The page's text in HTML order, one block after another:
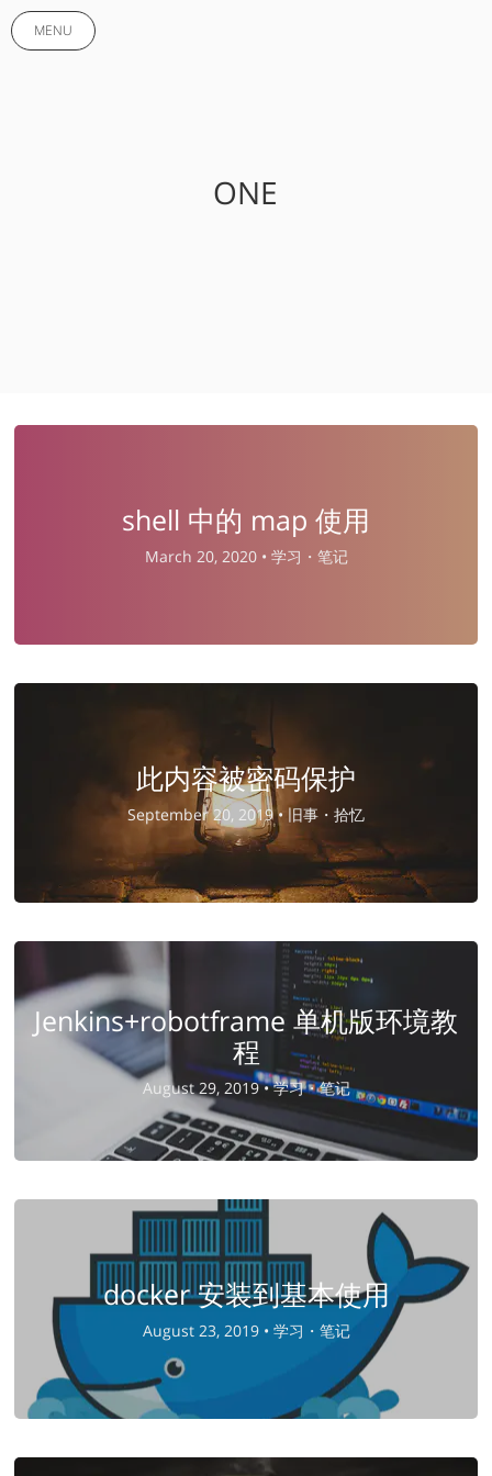
MENU
ONE
shell 中的 map 使用
March 20, 2020 • 学习・笔记
此内容被密码保护
September 20, 2019 • 旧事・拾忆
Jenkins+robotframe 单机版环境教
程
August 29, 2019 •学习・笔记
docker 安装到基本使用
August 23, 2019 • 学习・笔记